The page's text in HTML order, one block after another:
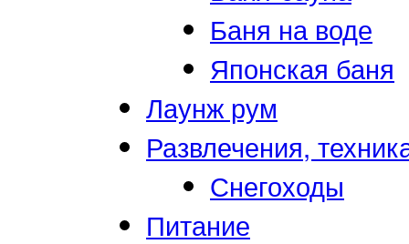
Баня на воде
Японская баня
Лаунж рум
Развлечения,
Снегоходы
Питание